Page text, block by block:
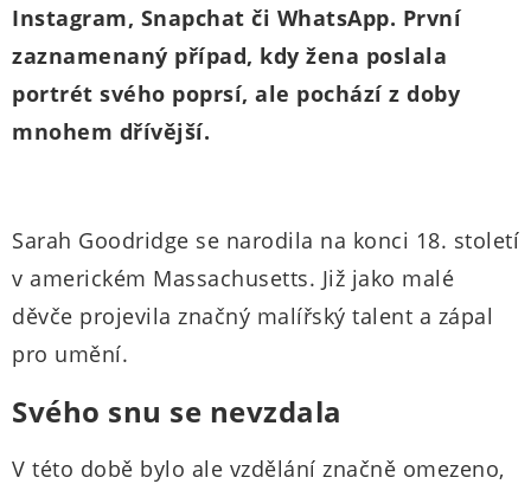
Instagram, Snapchat či WhatsApp. První
zaznamenaný případ, kdy žena poslala
portrét svého poprsí, ale pochází z doby
mnohem dřívější.
Sarah Goodridge se narodila na konci 18. století
v americkém Massachusetts. Již jako malé
děvče projevila značný malířský talent a zápal
pro umění.
Svého snu se nevzdala
V této době bylo ale vzdělání značně omezeno,